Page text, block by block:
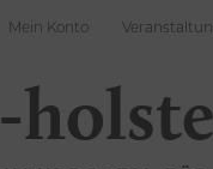
Mein Konto